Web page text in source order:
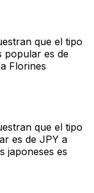
que el tipo
popular es de
Florines
que el tipo
es de JPY a
japoneses es